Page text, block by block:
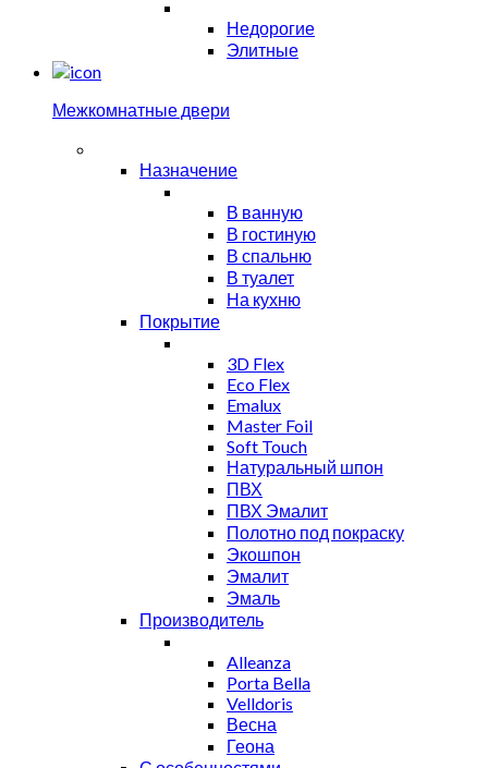
Недорогие
Элитные
Межкомнатные двери
Назначение
В ванную
В гостиную
В спальню
В туалет
На кухню
Покрытие
3D Flex
Eco Flex
Emalux
Master Foil
Soft Touch
Натуральный шпон
ПВХ
ПВХ Эмалит
Полотно под покраску
Экошпон
Эмалит
Эмаль
Производитель
Alleanza
Porta Bella
Velldoris
Весна
Геона